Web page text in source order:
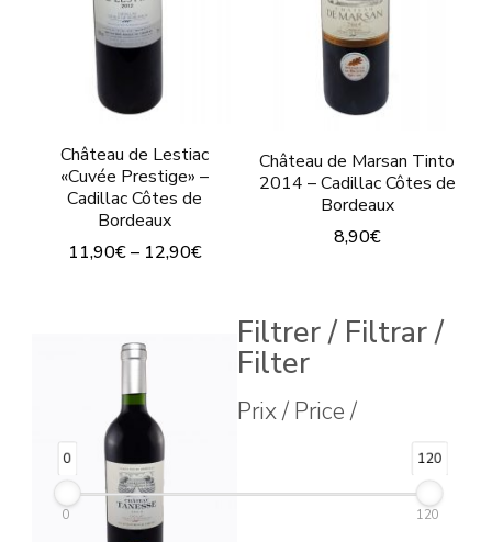
Château de Lestiac
«Cuvée Prestige» –
Cadillac Côtes de
Bordeaux
11,90€– 12,90€
tiene
múltiples
variantes.
Las
opciones
se
Château de Marsan Tinto
2014 – Cadillac Côtes de
Bordeaux
8,90€
tiene
variantes.
opciones
Filtrer / Filtrar /
Filter
Prix / Price /
0 120
0 120